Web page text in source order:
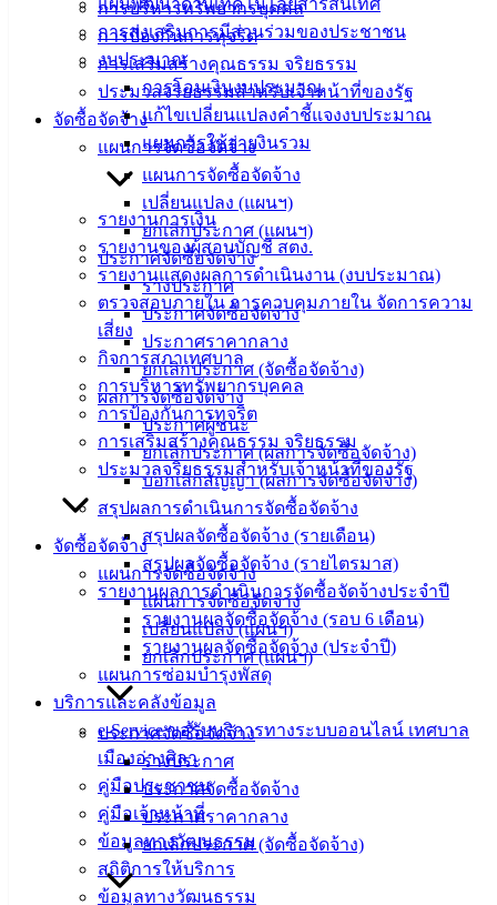
การบริหารทรัพยากรบุคคล
การป้องกันการทุจริต
การเสริมสร้างคุณธรรม จริยธรรม
ประมวลจริยธรรมสำหรับเจ้าหน้าที่ของรัฐ
จัดซื้อจัดจ้าง
แผนการจัดซื้อจัดจ้าง
แผนการจัดซื้อจัดจ้าง
เปลี่ยนแปลง (แผนฯ)
ยกเลิกประกาศ (แผนฯ)
ประกาศจัดซื้อจัดจ้าง
ร่างประกาศ
ประกาศจัดซื้อจัดจ้าง
ประกาศราคากลาง
ยกเลิกประกาศ (จัดซื้อจัดจ้าง)
ผลการจัดซื้อจัดจ้าง
ประกาศผู้ชนะ
ยกเลิกประกาศ (ผลการจัดซื้อจัดจ้าง)
บอกเลิกสัญญา (ผลการจัดซื้อจัดจ้าง)
สรุปผลการดำเนินการจัดซื้อจัดจ้าง
สรุปผลจัดซื้อจัดจ้าง (รายเดือน)
สรุปผลจัดซื้อจัดจ้าง (รายไตรมาส)
รายงานผลการดำเนินการจัดซื้อจัดจ้างประจำปี
รายงานผลจัดซื้อจัดจ้าง (รอบ 6 เดือน)
รายงานผลจัดซื้อจัดจ้าง (ประจำปี)
แผนการซ่อมบำรุงพัสดุ
บริการและคลังข้อมูล
e-Service ขอรับบริการทางระบบออนไลน์ เทศบาล
เมืองอ่างศิลา
คู่มือประชาชน
คู่มือเจ้าหน้าที่
ข้อมูลทางวัฒนธรรม
สถิติการให้บริการ
ข้อมูลทางวัฒนธรรม
แผนพัฒนาด้านเทคโนโลยีสารสนเทศ
การส่งเสริมการมีส่วนร่วมของประชาชน
งบประมาณ
การโอนเงินงบประมาณ
แก้ไขเปลี่ยนแปลงคำชี้แจงงบประมาณ
แผนการใช้จ่ายงินรวม
รายงานการเงิน
รายงานของผู้สอบบัญชี สตง.
รายงานแสดงผลการดำเนินงาน (งบประมาณ)
ตรวจสอบภายใน การควบคุมภายใน จัดการความ
เสี่ยง
กิจการสภาเทศบาล
การบริหารทรัพยากรบุคคล
การป้องกันการทุจริต
การเสริมสร้างคุณธรรม จริยธรรม
ประมวลจริยธรรมสำหรับเจ้าหน้าที่ของรัฐ
จัดซื้อจัดจ้าง
แผนการจัดซื้อจัดจ้าง
แผนการจัดซื้อจัดจ้าง
เปลี่ยนแปลง (แผนฯ)
ยกเลิกประกาศ (แผนฯ)
ประกาศจัดซื้อจัดจ้าง
ร่างประกาศ
ประกาศจัดซื้อจัดจ้าง
ประกาศราคากลาง
ยกเลิกประกาศ (จัดซื้อจัดจ้าง)
ดาวน์โหลด
แบบ
ฟอร์ม,
เอกสาร
คู่มือ
สำหรับ
ประชาชน/
ปฏิบัติ
งาน
ข่าวสาร
ข้อมูล
ข่าวสาร
อิเล็กทรอนิกส์
ความรู้
(Knowledge
Management)
สายตรง
นายก
ประวัติ
เทศบาล
ผู้บริหาร
และ
หัวหน้า
ส่วน